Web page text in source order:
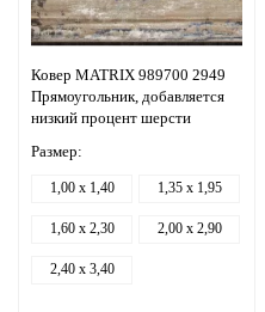
Ковер MATRIX 989700 2949
Прямоугольник, добавляется
низкий процент шерсти
Размер:
1,00 x 1,40 1,35 x 1,95
1,60 x 2,30 2,00 x 2,90
2,40 x 3,40